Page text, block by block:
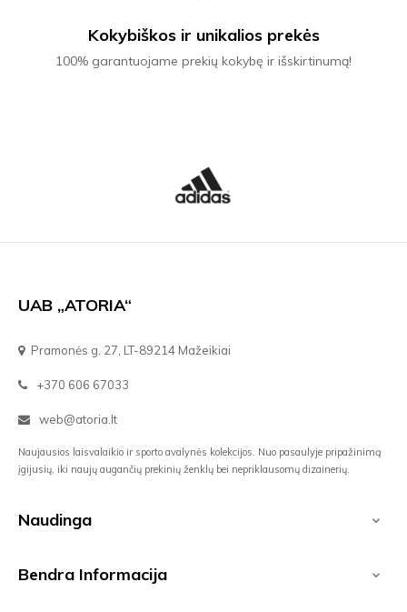
Kokybiškos ir unikalios prekės
100% garantuojame prekių kokybę ir išskirtinumą!
UAB „ATORIA“
Pramonės g. 27, LT-89214 Mažeikiai
+370 606 67033
web@atoria.lt
Naujausios laisvalaikio ir sporto avalynės kolekcijos. Nuo pasaulyje pripažinimą
įgijusių, iki naujų augančių prekinių ženklų bei nepriklausomų dizainerių.
Naudinga 
Bendra Informacija 